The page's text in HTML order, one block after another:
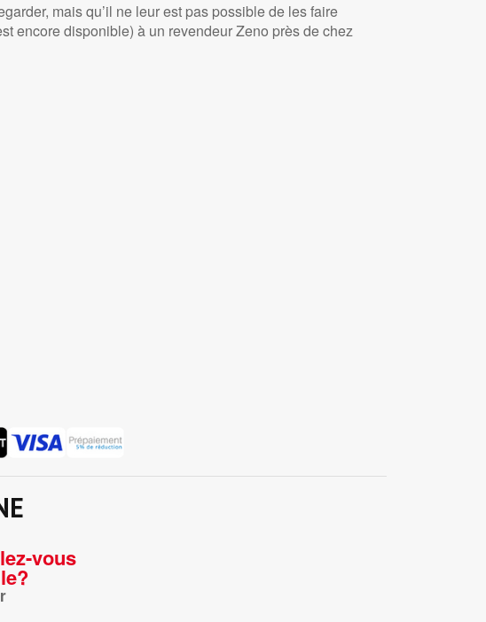
mais qu’il ne leur est pas possible de les faire
encore disponible) à un revendeur Zeno près de chez
vous